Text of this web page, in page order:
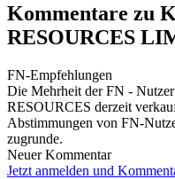
Kommentare zu
RESOURCES
FN-Empfehlungen
Die Mehrheit der FN -
RESOURCES derzeit
Abstimmungen von FN-
zugrunde.
Neuer Kommentar
Jetzt anmelden und